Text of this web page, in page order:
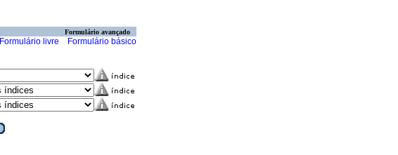
Formulário avançado
Formulário livre Formulário básico